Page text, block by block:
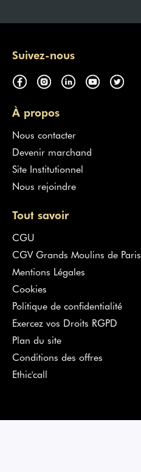
Suivez-nous
À propos
Nous contacter
Devenir marchand
Site Institutionnel
Nous rejoindre
Tout savoir
CGU
CGV Grands Moulins de Paris
Mentions Légales
Cookies
Politique de confidentialité
Exercez vos Droits RGPD
Plan du site
Conditions des offres
Ethic'call